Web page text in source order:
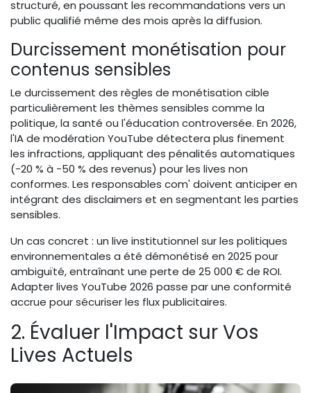
structuré, en poussant les recommandations vers un
public qualifié même des mois après la diffusion.
Durcissement monétisation pour
contenus sensibles
Le durcissement des règles de monétisation cible
particulièrement les thèmes sensibles comme la
politique, la santé ou l'éducation controversée. En 2026,
l'IA de modération YouTube détectera plus finement
les infractions, appliquant des pénalités automatiques
(-20 % à -50 % des revenus) pour les lives non
conformes. Les responsables com' doivent anticiper en
intégrant des disclaimers et en segmentant les parties
sensibles.
Un cas concret : un live institutionnel sur les politiques
environnementales a été démonétisé en 2025 pour
ambiguïté, entraînant une perte de 25 000 € de ROI.
Adapter lives YouTube 2026 passe par une conformité
accrue pour sécuriser les flux publicitaires.
2. Évaluer l'Impact sur Vos
Lives Actuels